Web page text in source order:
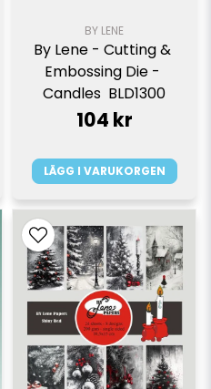
BY LENE
By Lene - Cutting &
Embossing Die -
Candles  BLD1300
104 kr
LÄGG I VARUKORGEN